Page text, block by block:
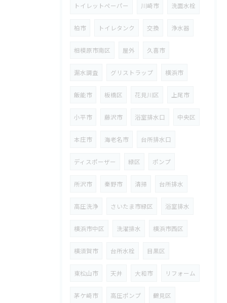
トイレットペーパー 川崎市 洗面水栓
柏市 トイレタンク 交換 浄水器
相模原市南区 屋外 久喜市
漏水調査 グリストラップ 横浜市
飯能市 板橋区 花見川区 上尾市
小平市 藤沢市 浴室排水口 中央区
本庄市 海老名市 台所排水口
ディスポーザー 緑区 ポンプ
所沢市 秦野市 清掃 台所排水
高圧洗浄 さいたま市緑区 浴室排水
横浜市中区 洗濯排水 横浜市西区
横須賀市 台所水栓 目黒区
東松山市 天井 大和市 リフォーム
茅ケ崎市 高圧ポンプ 鶴見区